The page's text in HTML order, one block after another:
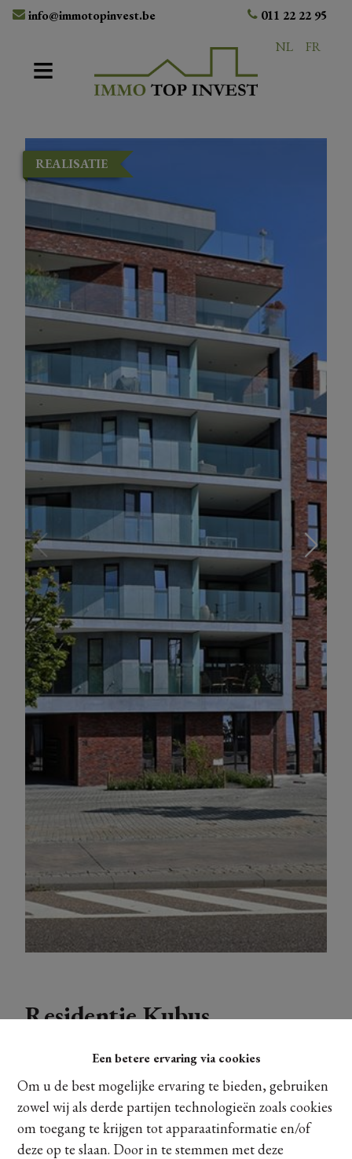
Een betere ervaring via cookies
Om u de best mogelijke ervaring te bieden, gebruiken
zowel wij als derde partijen technologieën zoals cookies
om toegang te krijgen tot apparaatinformatie en/of
deze op te slaan. Door in te stemmen met deze
info@immotopinvest.be
011 22 22 95
NL
FR
REALISATIE
Residentie Kubus
Ref:19|100% Verkocht
Residentie Kubus beschikt over 20 ruime, luxe
appartementen met enorme oppervlaktes, openheid en
mooie terrassen. Kwaliteit, luxe, veiligheid en comfort gaan